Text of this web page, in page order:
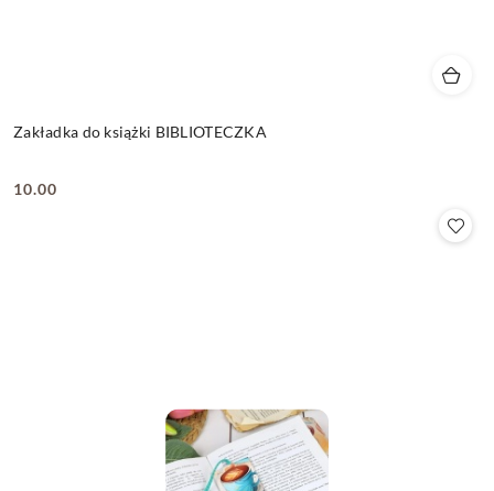
Zakładka do książki BIBLIOTECZKA
Cena:
10.00